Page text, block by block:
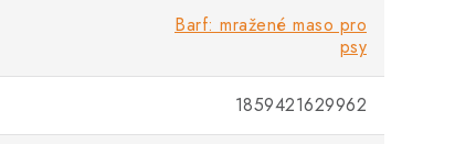
Barf: mražené maso pro
psy
1859421629962